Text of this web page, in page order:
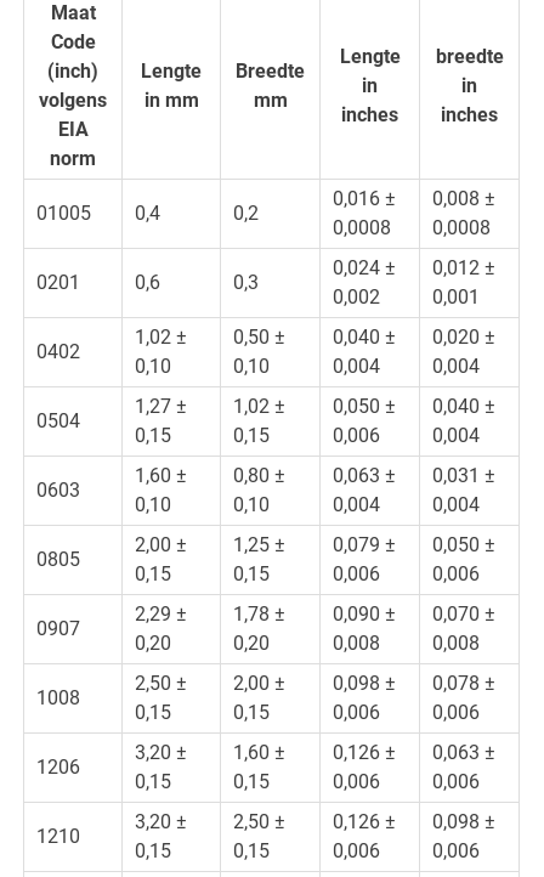
Maat
Code
(inch)
volgens
EIA
norm
Lengte
in mm
Breedte
mm
Lengte
in
inches
breedte
in
inches
01005 0,4 0,2
0,016 ±
0,0008
0,008 ±
0,0008
0201 0,6 0,3
0,024 ±
0,002
0,012 ±
0,001
0402
1,02 ±
0,10
0,50 ±
0,10
0,040 ±
0,004
0,020 ±
0,004
0504
1,27 ±
0,15
1,02 ±
0,15
0,050 ±
0,006
0,040 ±
0,004
0603
1,60 ±
0,10
0,80 ±
0,10
0,063 ±
0,004
0,031 ±
0,004
0805
2,00 ±
0,15
1,25 ±
0,15
0,079 ±
0,006
0,050 ±
0,006
0907
2,29 ±
0,20
1,78 ±
0,20
0,090 ±
0,008
0,070 ±
0,008
1008
2,50 ±
0,15
2,00 ±
0,15
0,098 ±
0,006
0,078 ±
0,006
1206
3,20 ±
0,15
1,60 ±
0,15
0,126 ±
0,006
0,063 ±
0,006
1210
3,20 ±
0,15
2,50 ±
0,15
0,126 ±
0,006
0,098 ±
0,006